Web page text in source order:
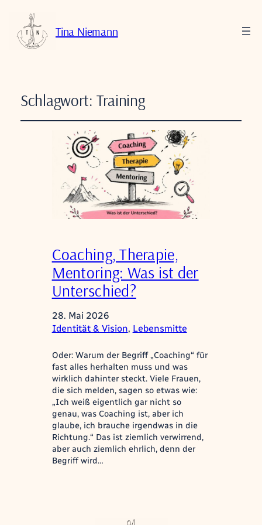
Tina Niemann
Schlagwort: Training
Coaching, Therapie,
Mentoring: Was ist der
Unterschied?
28. Mai 2026
Identität & Vision, Lebensmitte
Oder: Warum der Begriff „Coaching“ für
fast alles herhalten muss und was
wirklich dahinter steckt. Viele Frauen,
die sich melden, sagen so etwas wie:
„Ich weiß eigentlich gar nicht so
genau, was Coaching ist, aber ich
glaube, ich brauche irgendwas in die
Richtung.“ Das ist ziemlich verwirrend,
aber auch ziemlich ehrlich, denn der
Begriff wird…